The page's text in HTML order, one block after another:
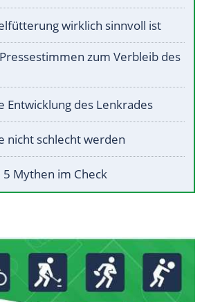
wirklich sinnvoll ist
zum Verbleib des
Entwicklung des Lenkrades
nicht schlecht werden
Mythen im Check